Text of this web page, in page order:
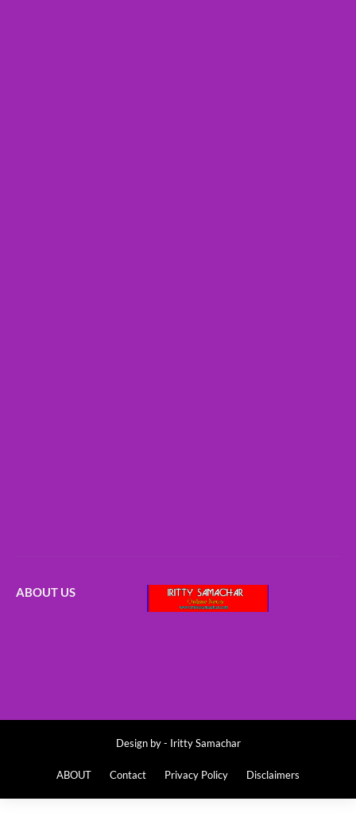
ABOUT US
Design by - Iritty Samachar
ABOUT Contact Privacy Policy Disclaimers